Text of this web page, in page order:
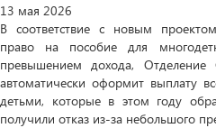
13 мая 2026
В соответствие с новым
право на пособие для
превышением дохода, Отделение
автоматически оформит выплату
детьми, которые в этом году
получили отказ из-за небольшого